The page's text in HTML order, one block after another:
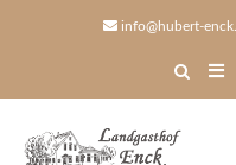
info@hubert-